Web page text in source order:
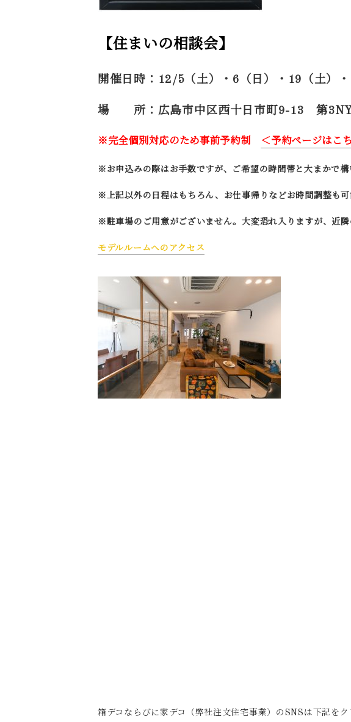
【住まいの相談会】
開催日時：12/5（土）・6（日）・19（土）・
場 所：広島市中区西十日市町9-13 第3NY
※完全個別対応のため事前予約制 ＜予約ページはこ
※お申込みの際はお手数ですが、ご希望の時間帯と大まかで
※上記以外の日程はもちろん、お仕事帰りなどお時間調整も可
※駐車場のご用意がございません。大変恐れ入りますが、近
モデルルームへのアクセス
箱デコならびに家デコ（弊社注文住宅事業）のSNSは下記をク